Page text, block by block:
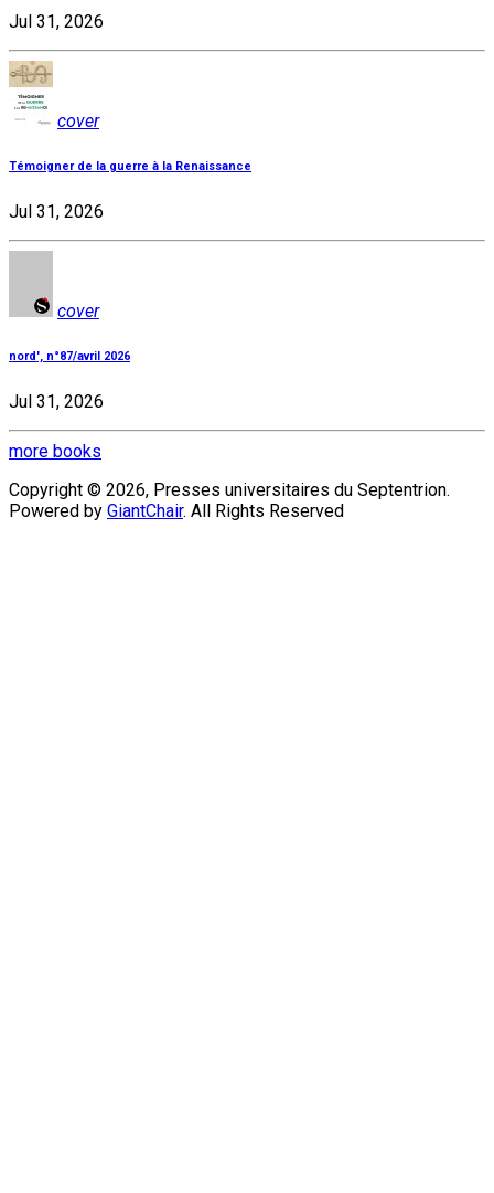
Jul 31, 2026
cover
Témoigner de la guerre à la Renaissance
Jul 31, 2026
cover
nord', n°87/avril 2026
Jul 31, 2026
more books
Copyright © 2026, Presses universitaires du Septentrion.
Powered by GiantChair. All Rights Reserved